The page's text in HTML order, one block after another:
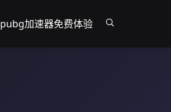
pubg加速器免费体验